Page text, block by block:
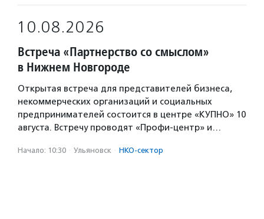
10.08.2026
Встреча «Партнерство со смыслом»
в Нижнем Новгороде
Открытая встреча для представителей бизнеса,
некоммерческих организаций и социальных
предпринимателей состоится в центре «КУПНО» 10
августа. Встречу проводят «Профи-центр» и…
Начало: 10:30 · Ульяновск · НКО-сектор